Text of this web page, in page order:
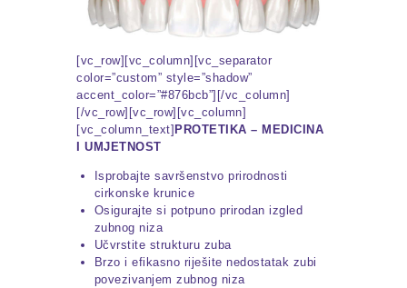
[vc_row][vc_column][vc_separator
color=”custom” style=”shadow”
accent_color=”#876bcb”][/vc_column]
[/vc_row][vc_row][vc_column]
[vc_column_text] PROTETIKA – MEDICINA
I UMJETNOST
Isprobajte savršenstvo prirodnosti
cirkonske krunice
Osigurajte si potpuno prirodan izgled
zubnog niza
Učvrstite strukturu zuba
Brzo i efikasno riješite nedostatak zubi
povezivanjem zubnog niza